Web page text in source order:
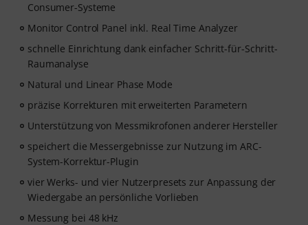
Consumer-Systeme
Monitor Control Panel inkl. Real Time Analyzer
schnelle Einrichtung dank einfacher Schritt-für-Schritt-
Raumanalyse
Natural und Linear Phase Mode
präzise Korrekturen mit erweiterten Parametern
Unterstützung von Messmikrofonen anderer Hersteller
speichert die Messergebnisse zur Nutzung im ARC-
System-Korrektur-Plugin
vier Werks- und vier Nutzerpresets zur Anpassung der
Wiedergabe an persönliche Vorlieben
Messung bei 48 kHz